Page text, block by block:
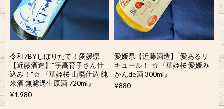
令和7BYしぼりたて！愛媛県
【近藤酒造】“宇高育子さん仕
込み！”☆ 『華姫桜 山廃仕込 純
米酒 無濾過生原酒 720ml』
¥1,980
愛媛県【近藤酒造】“愛あるリ
キュール！”☆『華姫桜 愛媛み
かんde酒 300ml』
¥880